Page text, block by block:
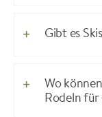
Gibt es
Wo
Rodeln für